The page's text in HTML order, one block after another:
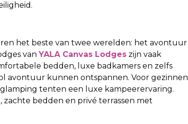
het beste van twee werelden: het avontuur
van YALA Canvas Lodges zijn vaak
bedden, luxe badkamers en zelfs
avontuur kunnen ontspannen. Voor gezinnen
tenten een luxe kampeerervaring.
bedden en privé terrassen met